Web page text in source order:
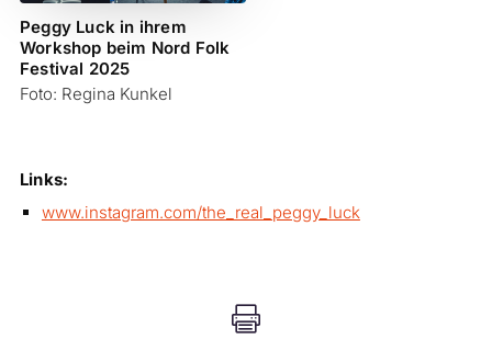
Peggy Luck in ihrem
Workshop beim Nord Folk
Festival 2025
Foto: Regina Kunkel
Links:
www.instagram.com/the_real_peggy_luck
